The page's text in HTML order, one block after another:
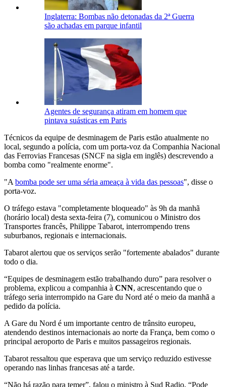
Inglaterra: Bombas não detonadas da 2ª Guerra
são achadas em parque infantil
Agentes de segurança atiram em homem que
pintava suásticas em Paris
Técnicos da equipe de desminagem de Paris estão atualmente no
local, segundo a polícia, com um porta-voz da Companhia Nacional
das Ferrovias Francesas (SNCF na sigla em inglês) descrevendo a
bomba como "realmente enorme".
"A bomba pode ser uma séria ameaça à vida das pessoas", disse o
porta-voz.
O tráfego estava "completamente bloqueado" às 9h da manhã
(horário local) desta sexta-feira (7), comunicou o Ministro dos
Transportes francês, Philippe Tabarot, interrompendo trens
suburbanos, regionais e internacionais.
Tabarot alertou que os serviços serão "fortemente abalados" durante
todo o dia.
“Equipes de desminagem estão trabalhando duro” para resolver o
problema, explicou a companhia à CNN, acrescentando que o
tráfego seria interrompido na Gare du Nord até o meio da manhã a
pedido da polícia.
A Gare du Nord é um importante centro de trânsito europeu,
atendendo destinos internacionais ao norte da França, bem como o
principal aeroporto de Paris e muitos passageiros regionais.
Tabarot ressaltou que esperava que um serviço reduzido estivesse
operando nas linhas francesas até a tarde.
“Não há razão para temer”, falou o ministro à Sud Radio, “Pode